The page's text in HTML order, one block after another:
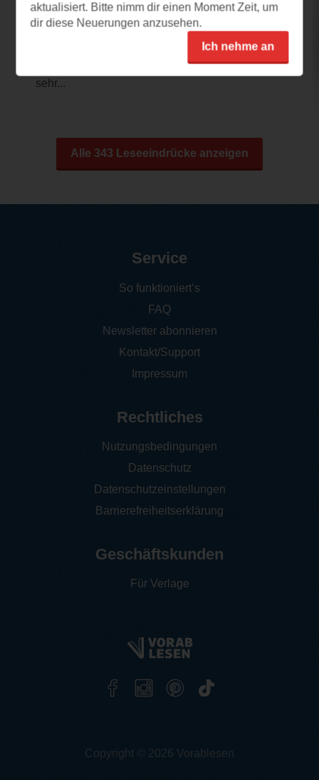
07.03.2026 – 15:07
Der tragische Herr Bohm
Mein erster Eindruck hat mich sofort neugierig
gemacht. Besonders die Figur Bohm wirkt
sehr...
Alle 343 Leseeindrücke anzeigen
aktualisiert. Bitte nimm dir einen Moment Zeit, um
dir diese Neuerungen anzusehen.
Ich nehme an
Service
So funktioniert‘s
FAQ
Newsletter abonnieren
Kontakt/Support
Impressum
Rechtliches
Nutzungsbedingungen
Datenschutz
Datenschutzeinstellungen
Barrierefreiheitserklärung
Geschäftskunden
Für Verlage
Copyright © 2026 Vorablesen